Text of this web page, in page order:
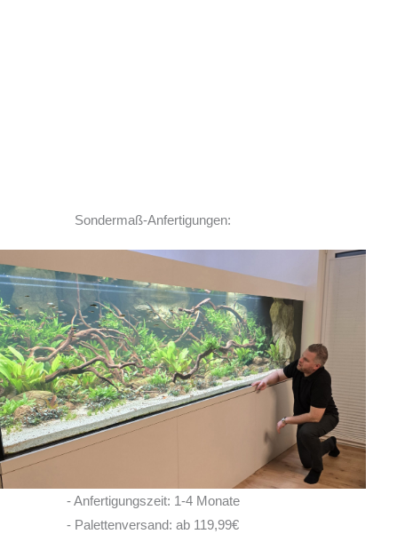
Ich habe vor einem Jahr zwei
Rochen hier erworben. Von Anfang bis Ende
habe ich eine super kompetente und ehrliche
Beratung erhalten! Auch im Nachgang bei
Fragen, habe ich immer
... MEHR
LISA ROHRLACHE
10. JUNI 2026
Sondermaß-Anfertigungen:
- Anfertigungszeit: 1-4 Monate
- Palettenversand: ab 119,99€